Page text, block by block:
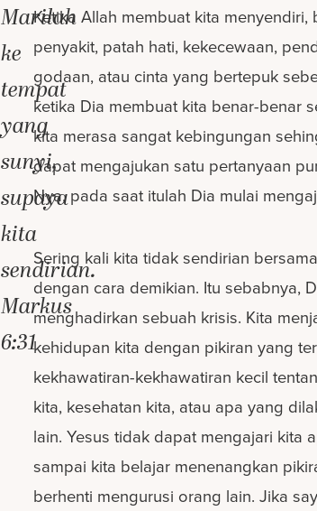
Marilah
ke
tempat
yang
sunyi,
supaya
kita
sendirian.
Markus
6:31
Ketika Allah membuat kita menyendiri,
penyakit, patah hati, kekecewaan,
godaan, atau cinta yang bertepuk
ketika Dia membuat kita benar-benar
kita merasa sangat kebingungan
dapat mengajukan satu pertanyaan
Nya, pada saat itulah Dia mulai
Sering kali kita tidak sendirian
dengan cara demikian. Itu sebabnya,
menghadirkan sebuah krisis. Kita
kehidupan kita dengan pikiran yang
kekhawatiran-kekhawatiran kecil
kita, kesehatan kita, atau apa yang
lain. Yesus tidak dapat mengajari kita
sampai kita belajar menenangkan
berhenti mengurusi orang lain. Jika